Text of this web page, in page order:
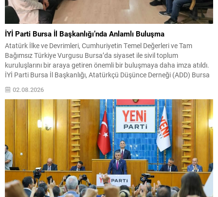
İYİ Parti Bursa İl Başkanlığı’nda Anlamlı Buluşma
Atatürk İlke ve Devrimleri, Cumhuriyetin Temel Değerleri ve Tam
Bağımsız Türkiye Vurgusu Bursa’da siyaset ile sivil toplum
kuruluşlarını bir araya getiren önemli bir buluşmaya daha imza atıldı.
İYİ Parti Bursa İl Başkanlığı, Atatürkçü Düşünce Derneği (ADD) Bursa
Cumhuriyeti’nin kuruluş felsefesi, Cumhuriyetin temel değerleri,
02.08.2026